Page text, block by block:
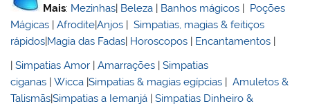
Mais: Mezinhas| Beleza | Banhos mágicos | Poções
Mágicas |Afrodite|Anjos |Simpatias, magias & feitiços
rápidos|Magia das Fadas| Horoscopos | Encantamentos |
|Simpatias Amor |Amarrações |Simpatias
ciganas |Wicca |Simpatias & magias egípcias |Amuletos &
Talismãs|Simpatias a Iemanjá |Simpatias Dinheiro &